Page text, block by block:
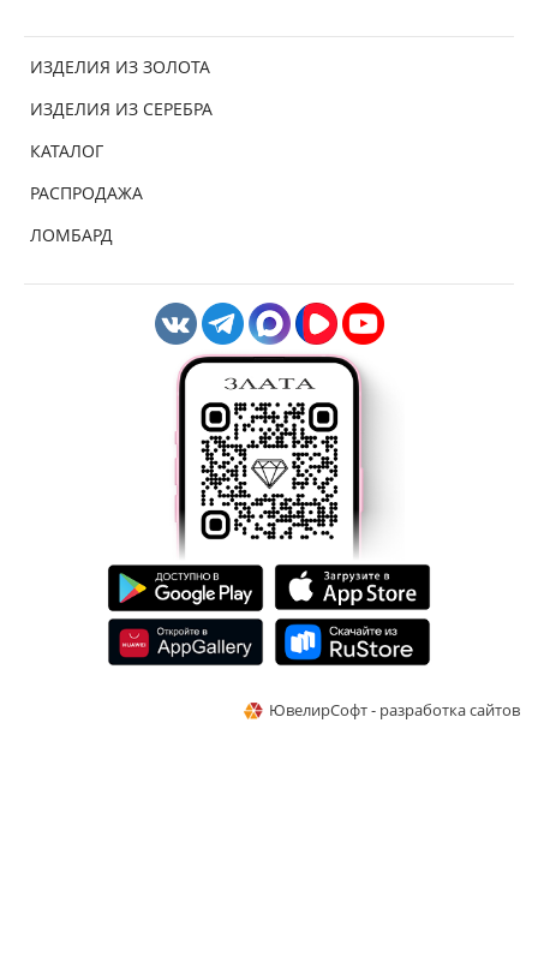
ИЗДЕЛИЯ ИЗ ЗОЛОТА
ИЗДЕЛИЯ ИЗ СЕРЕБРА
КАТАЛОГ
РАСПРОДАЖА
ЛОМБАРД
ЮвелирСофт - разработка сайтов